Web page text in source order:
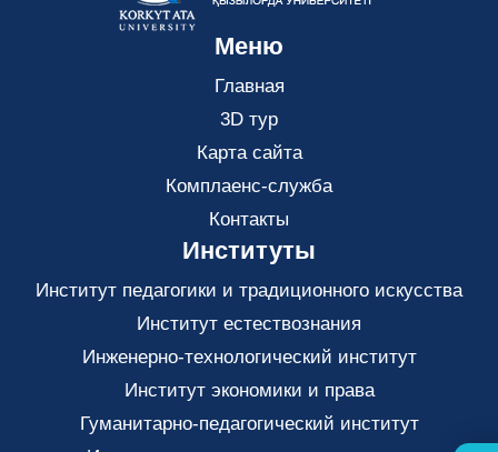
Меню
Главная
3D тур
Карта сайта
Комплаенс-служба
Контакты
Институты
Институт педагогики и традиционного искусства
Институт естествознания
Инженерно-технологический институт
Институт экономики и права
Гуманитарно-педагогический институт